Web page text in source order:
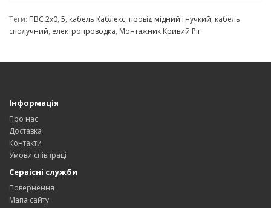
Теги: ПВС 2х0, 5, кабель Каблекс, провід мідний гнучкий, кабель
сполучний, електропроводка, Монтажник Кривий Ріг
Інформація
Про нас
Доставка
Контакти
Умови співпраці
Сервісні служби
Повернення
Мапа сайту